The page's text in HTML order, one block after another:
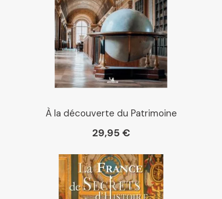
Place des libraires
E Leclerc
À la découverte du Patrimoine
29,95 €